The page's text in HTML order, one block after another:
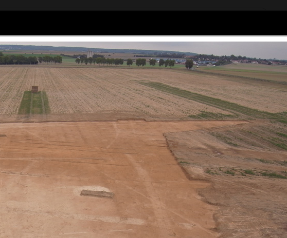
Articles Galerie photos Méthode À propos
Social Widgets AB-WebLog.com